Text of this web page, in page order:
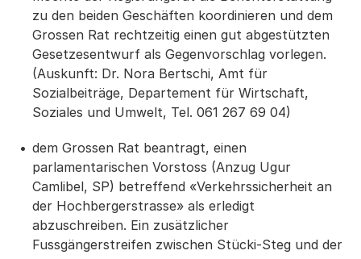
zu den beiden Geschäften koordinieren und dem
Grossen Rat rechtzeitig einen gut abgestützten
Gesetzesentwurf als Gegenvorschlag vorlegen.
(Auskunft: Dr. Nora Bertschi, Amt für
Sozialbeiträge, Departement für Wirtschaft,
Soziales und Umwelt, Tel. 061 267 69 04)
dem Grossen Rat beantragt, einen
parlamentarischen Vorstoss (Anzug Ugur
Camlibel, SP) betreffend «Verkehrssicherheit an
der Hochbergerstrasse» als erledigt
abzuschreiben. Ein zusätzlicher
Fussgängerstreifen zwischen Stücki-Steg und der